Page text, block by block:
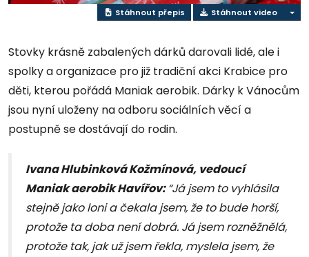
Stáhnout přepis Stáhnout video
Stovky krásně zabalených dárků darovali lidé, ale i
spolky a organizace pro již tradiční akci Krabice pro
děti, kterou pořádá Maniak aerobik. Dárky k Vánocům
jsou nyní uloženy na odboru sociálních věcí a
postupně se dostávají do rodin.
Ivana Hlubinková Kožmínová, vedoucí
Maniak aerobik Havířov:“Já jsem to vyhlásila
stejně jako loni a čekala jsem, že to bude horší,
protože ta doba není dobrá. Já jsem rozněžnělá,
protože tak, jak už jsem řekla, myslela jsem, že